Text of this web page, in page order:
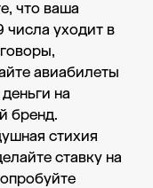
что ваша
числа уходит в
авиабилеты
на
бренд.
стихия
ставку на